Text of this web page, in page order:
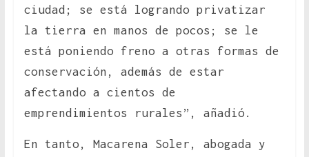
ciudad; se está logrando privatizar
la tierra en manos de pocos; se le
está poniendo freno a otras formas de
conservación, además de estar
afectando a cientos de
emprendimientos rurales”, añadió.
En tanto, Macarena Soler, abogada y